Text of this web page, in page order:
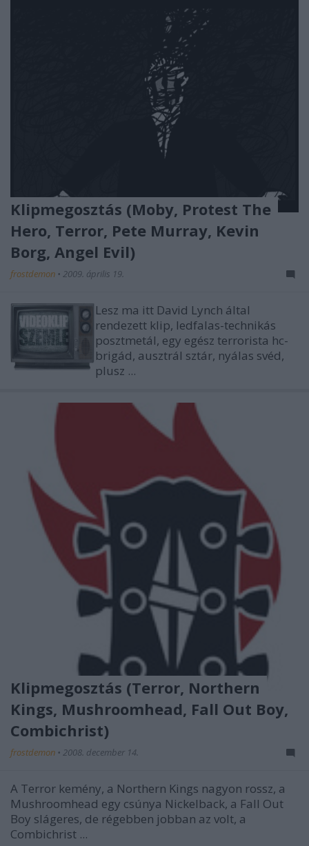
Klipmegosztás (Moby, Protest The
Hero, Terror, Pete Murray, Kevin
Borg, Angel Evil)
frostdemon • 2009. április 19.
Lesz ma itt David Lynch által
rendezett klip, ledfalas-technikás
posztmetál, egy egész terrorista hc-
brigád, ausztrál sztár, nyálas svéd,
plusz ...
Klipmegosztás (Terror, Northern
Kings, Mushroomhead, Fall Out Boy,
Combichrist)
frostdemon • 2008. december 14.
A Terror kemény, a Northern Kings nagyon rossz, a
Mushroomhead egy csúnya Nickelback, a Fall Out
Boy slágeres, de régebben jobban az volt, a
Combichrist ...